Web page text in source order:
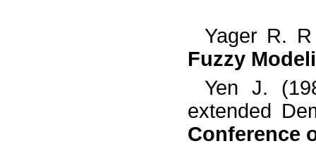
Yager R.
Fuzzy
Yen J.
extended
Conference